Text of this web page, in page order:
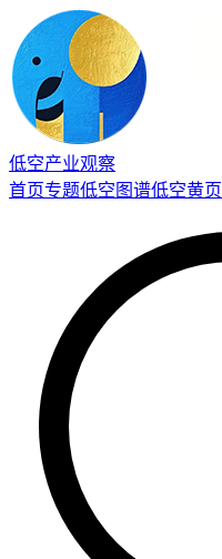
低空产业观察
首页专题低空图谱低空黄页